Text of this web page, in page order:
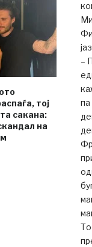
тој
сакана:
на
–
па